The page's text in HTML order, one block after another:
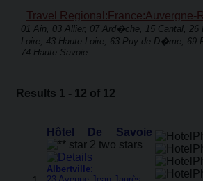
Travel Regional:France:Auvergne-
01 Ain, 03 Allier, 07 Ard�che, 15 Cantal,
Loire, 43 Haute-Loire, 63 Puy-de-D�me, 69
74 Haute-Savoie
Results 1 - 12 of 12
Hôtel De Savoie
Albertville: